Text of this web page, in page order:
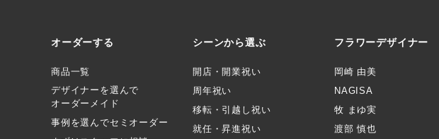
オーダーする
商品一覧
デザイナーを選んで
オーダーメイド
事例を選んでセミオーダー
シーンから選ぶ
開店・開業祝い
周年祝い
移転・引越し祝い
就任・昇進祝い
フラワーデザイナー
岡崎 由美
NAGISA
牧 まゆ実
渡部 慎也